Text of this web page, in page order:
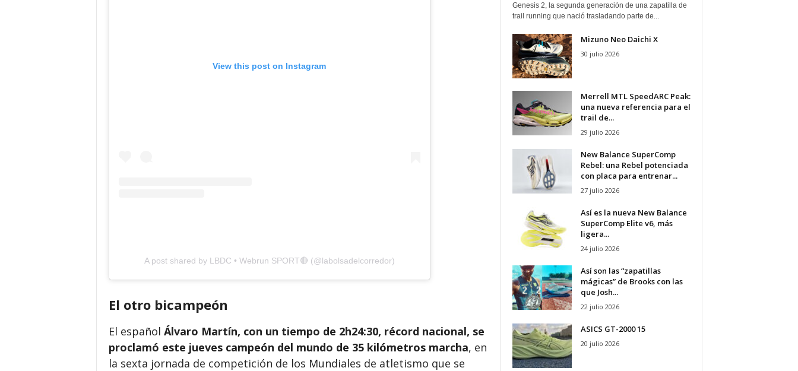
View this post on Instagram
A post shared by LBDC • Webrun SPORT🔴 (@labolsadelcorredor)
El otro bicampeón
El español Álvaro Martín, con un tiempo de 2h24:30, récord nacional, se
proclamó este jueves campeón del mundo de 35 kilómetros marcha, en
la sexta jornada de competición de los Mundiales de atletismo que se
Genesis 2, la segunda generación de una zapatilla de
trail running que nació trasladando parte de...
Mizuno Neo Daichi X
30 julio 2026
Merrell MTL SpeedARC Peak:
una nueva referencia para el
trail de...
29 julio 2026
New Balance SuperComp
Rebel: una Rebel potenciada
con placa para entrenar...
27 julio 2026
Así es la nueva New Balance
SuperComp Elite v6, más
ligera...
24 julio 2026
Así son las “zapatillas
mágicas” de Brooks con las
que Josh...
22 julio 2026
ASICS GT-2000 15
20 julio 2026